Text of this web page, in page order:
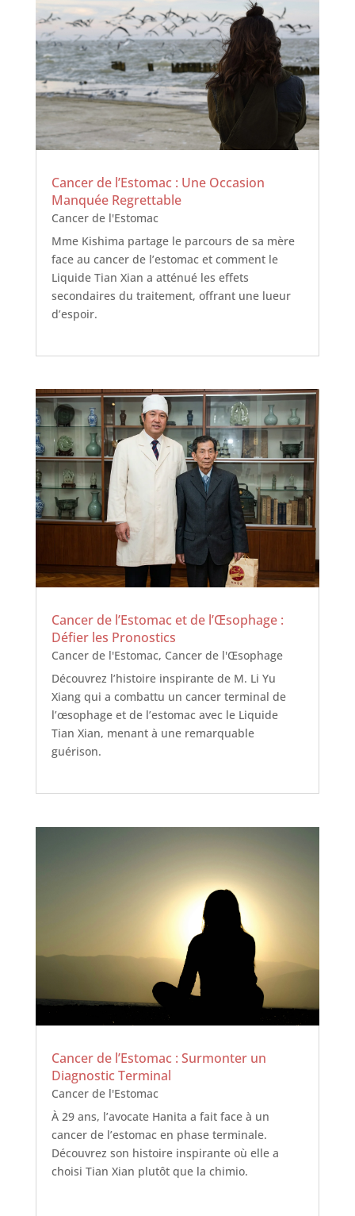
Cancer de l’Estomac : Une Occasion
Manquée Regrettable
Cancer de l'Estomac
Mme Kishima partage le parcours de sa mère
face au cancer de l’estomac et comment le
Liquide Tian Xian a atténué les effets
secondaires du traitement, offrant une lueur
d’espoir.
Cancer de l’Estomac et de l’Œsophage :
Défier les Pronostics
Cancer de l'Estomac, Cancer de l'Œsophage
Découvrez l’histoire inspirante de M. Li Yu
Xiang qui a combattu un cancer terminal de
l’œsophage et de l’estomac avec le Liquide
Tian Xian, menant à une remarquable
guérison.
Cancer de l’Estomac : Surmonter un
Diagnostic Terminal
Cancer de l'Estomac
À 29 ans, l’avocate Hanita a fait face à un
cancer de l’estomac en phase terminale.
Découvrez son histoire inspirante où elle a
choisi Tian Xian plutôt que la chimio.